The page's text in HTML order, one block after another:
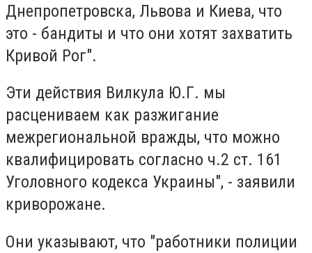
Днепропетровска, Львова и Киева, что
это - бандиты и что они хотят захватить
Кривой Рог".
Эти действия Вилкула Ю.Г. мы
расцениваем как разжигание
межрегиональной вражды, что можно
квалифицировать согласно ч.2 ст. 161
Уголовного кодекса Украины", - заявили
криворожане.
Они указывают, что "работники полиции